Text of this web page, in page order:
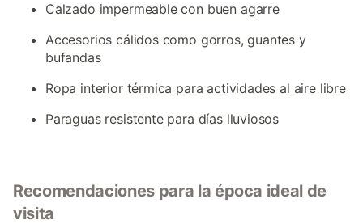
Calzado impermeable con buen agarre
Accesorios cálidos como gorros, guantes y
bufandas
Ropa interior térmica para actividades al aire libre
Paraguas resistente para días lluviosos
Recomendaciones para la época ideal de
visita